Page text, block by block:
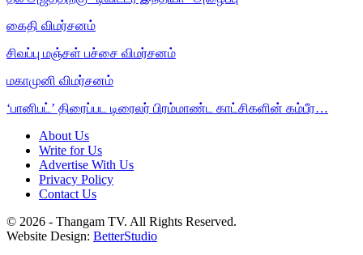
கைதி விமர்சனம்
சிவப்பு மஞ்சள் பச்சை விமர்சனம்
மகாமுனி விமர்சனம்
‘பானிபட்’ திரைப்பட டிரைலர் பிரம்மாண்ட காட்சிகளின் கம்பீர…
About Us
Write for Us
Advertise With Us
Privacy Policy
Contact Us
© 2026 - Thangam TV. All Rights Reserved.
Website Design: BetterStudio